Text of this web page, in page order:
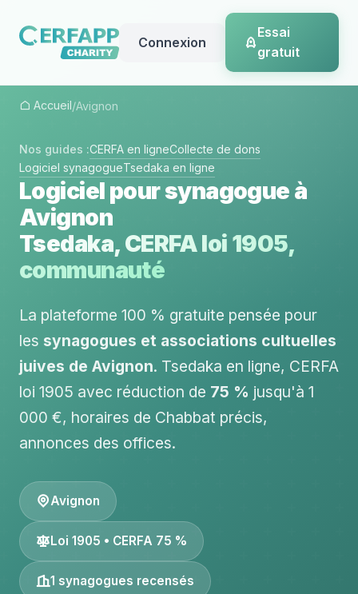
Connexion
Essai
gratuit
Accueil/Avignon
Nos guides :CERFA en ligneCollecte de dons
Logiciel synagogueTsedaka en ligne
Logiciel pour synagogue à
Avignon
Tsedaka, CERFA loi 1905,
communauté
La plateforme 100 % gratuite pensée pour
les synagogues et associations cultuelles
juives de Avignon. Tsedaka en ligne, CERFA
loi 1905 avec réduction de 75 % jusqu'à 1
000 €, horaires de Chabbat précis,
annonces des offices.
Avignon
Loi 1905 • CERFA 75 %
1 synagogues recensés